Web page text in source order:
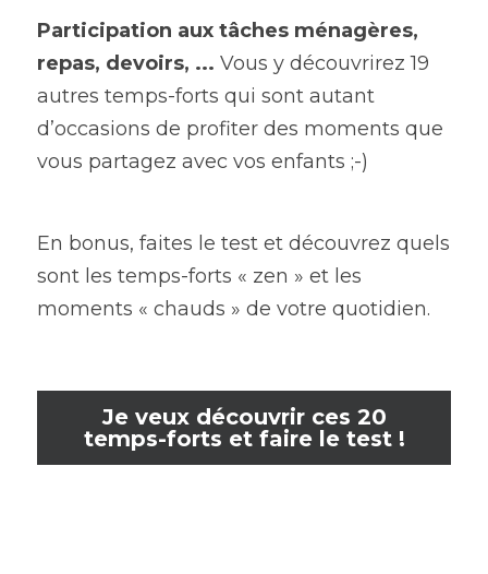
Participation aux tâches ménagères,
repas, devoirs, ... Vous y découvrirez 19
autres temps-forts qui sont autant
d’occasions de profiter des moments que
vous partagez avec vos enfants ;-)
En bonus, faites le test et découvrez quels
sont les temps-forts « zen » et les
moments « chauds » de votre quotidien.
Je veux découvrir ces 20
temps-forts et faire le test !